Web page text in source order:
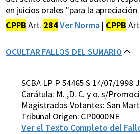
en juicios orales "para la
CPPB Art. 284Ver Norma | CPPB
OCULTAR FALLOS DEL SUMARIO
SCBA LP P 54465 S 14/07/1998
Carátula: M. ,D. C. y o. s/
Magistrados Votantes: San
Tribunal Origen: CP0000NE
Ver el Texto Completo del